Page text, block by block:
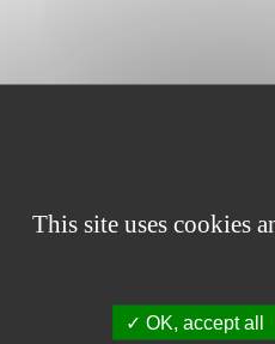
This site uses cookies
OK, accept all